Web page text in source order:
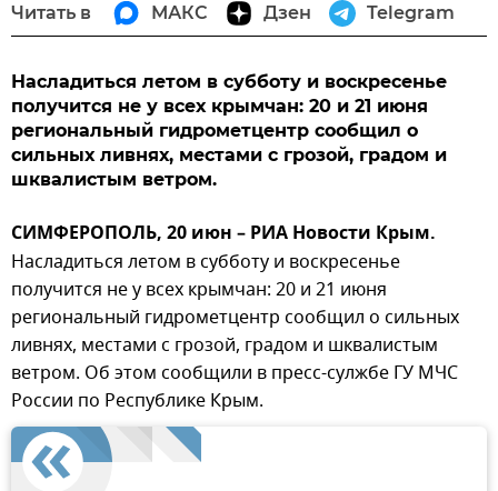
Читать в МАКС Дзен Telegram
Насладиться летом в субботу и воскресенье
получится не у всех крымчан: 20 и 21 июня
региональный гидрометцентр сообщил о
сильных ливнях, местами с грозой, градом и
шквалистым ветром.
СИМФЕРОПОЛЬ, 20 июн – РИА Новости Крым.
Насладиться летом в субботу и воскресенье
получится не у всех крымчан: 20 и 21 июня
региональный гидрометцентр сообщил о сильных
ливнях, местами с грозой, градом и шквалистым
ветром. Об этом сообщили в пресс-сулжбе ГУ МЧС
России по Республике Крым.